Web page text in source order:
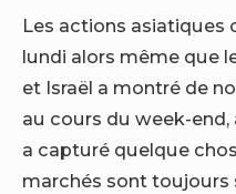
Les actions asiatiques
lundi alors même que
et Israël a montré de
au cours du week-end,
a capturé quelque
marchés sont toujours